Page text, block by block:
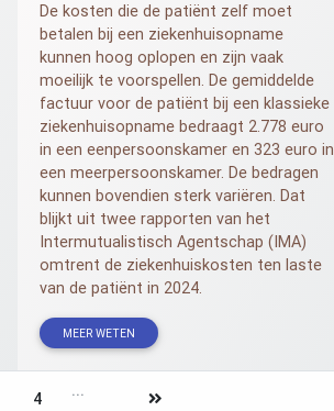
De kosten die de patiënt zelf moet
betalen bij een ziekenhuisopname
kunnen hoog oplopen en zijn vaak
moeilijk te voorspellen. De gemiddelde
factuur voor de patiënt bij een klassieke
ziekenhuisopname bedraagt 2.778 euro
in een eenpersoonskamer en 323 euro in
een meerpersoonskamer. De bedragen
kunnen bovendien sterk variëren. Dat
blijkt uit twee rapporten van het
Intermutualistisch Agentschap (IMA)
omtrent de ziekenhuiskosten ten laste
van de patiënt in 2024.
MEER WETEN
4 ...